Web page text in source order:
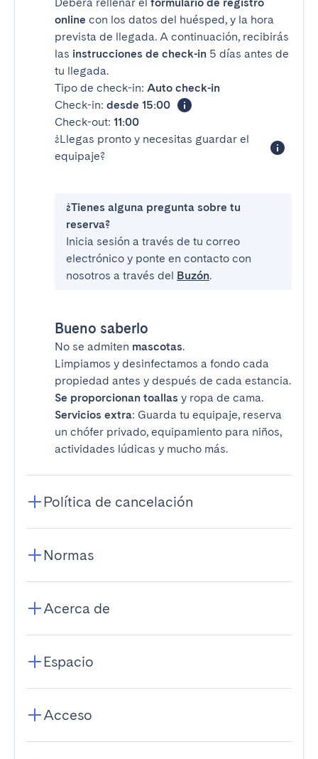
online con los datos del huésped, y la hora
prevista de llegada. A continuación, recibirás
las instrucciones de check-in 5 días antes de
tu llegada.
Tipo de check-in: Auto check-in
Check-in: desde 15:00
Check-out: 11:00
¿Llegas pronto y necesitas guardar el
equipaje?
¿Tienes alguna pregunta sobre tu
reserva?
Inicia sesión a través de tu correo
electrónico y ponte en contacto con
nosotros a través del Buzón.
Bueno saberlo
No se admiten mascotas.
Limpiamos y desinfectamos a fondo cada
propiedad antes y después de cada estancia.
Se proporcionan toallas y ropa de cama.
Servicios extra: Guarda tu equipaje, reserva
un chófer privado, equipamiento para niños,
actividades lúdicas y mucho más.
Política de cancelación
Normas
Acerca de
Espacio
Acceso